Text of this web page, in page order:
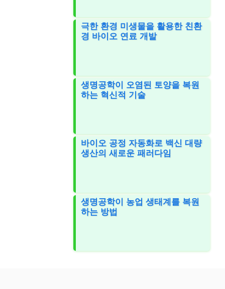
극한 환경 미생물을 활용한 친환
경 바이오 연료 개발
생명공학이 오염된 토양을 복원
하는 혁신적 기술
바이오 공정 자동화로 백신 대량
생산의 새로운 패러다임
생명공학이 농업 생태계를 복원
하는 방법